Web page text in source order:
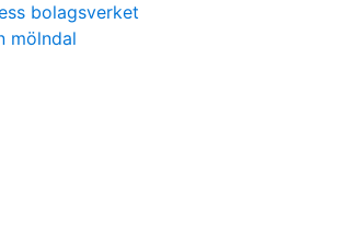
bolagsverket
mölndal